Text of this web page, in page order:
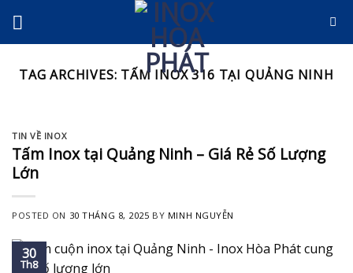
content
TAG ARCHIVES: TẤM INOX 316 TẠI QUẢNG NINH
TIN VỀ INOX
Tấm Inox tại Quảng Ninh – Giá Rẻ Số Lượng
Lớn
POSTED ON 30 THÁNG 8, 2025 BY MINH NGUYỄN
30
Th8